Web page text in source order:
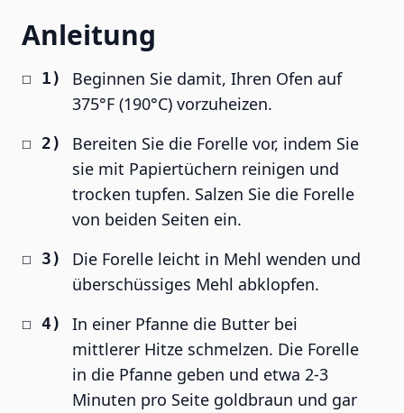
Anleitung
Beginnen Sie damit, Ihren Ofen auf
375°F (190°C) vorzuheizen.
Bereiten Sie die Forelle vor, indem Sie
sie mit Papiertüchern reinigen und
trocken tupfen. Salzen Sie die Forelle
von beiden Seiten ein.
Die Forelle leicht in Mehl wenden und
überschüssiges Mehl abklopfen.
In einer Pfanne die Butter bei
mittlerer Hitze schmelzen. Die Forelle
in die Pfanne geben und etwa 2-3
Minuten pro Seite goldbraun und gar